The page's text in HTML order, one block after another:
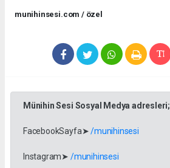
munihinsesi.com / özel
Münihin Sesi Sosyal Medya adresleri;
FacebookSayfa➤/munihinsesi
Instagram➤ /munihinsesi